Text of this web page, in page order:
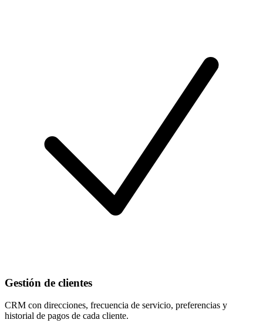
Gestión de clientes
CRM con direcciones, frecuencia de servicio, preferencias y
historial de pagos de cada cliente.